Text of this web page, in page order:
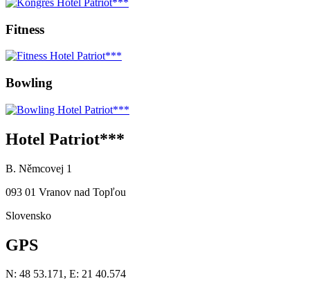
Fitness
Bowling
Hotel Patriot***
B. Němcovej 1
093 01 Vranov nad Topľou
Slovensko
GPS
N: 48 53.171, E: 21 40.574